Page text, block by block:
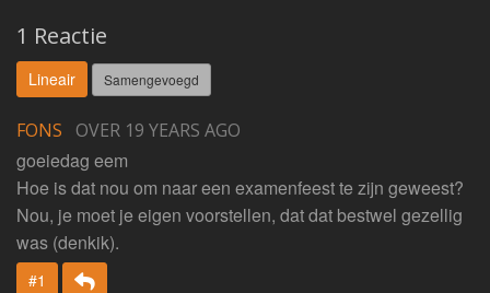
1 Reactie
Lineair Samengevoegd
FONS OVER 19 YEARS AGO
goeiedag eem
Hoe is dat nou om naar een examenfeest te zijn geweest?
Nou, je moet je eigen voorstellen, dat dat bestwel gezellig
was (denkik).
#1 Beantwoorden